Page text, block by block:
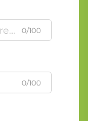
0/100
0/100